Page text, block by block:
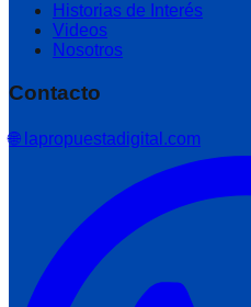
Historias de Interés
Videos
Nosotros
Contacto
🌐 lapropuestadigital.com